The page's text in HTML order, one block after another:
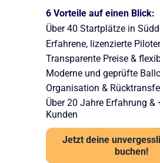
6 Vorteile auf einen Blick:
Über 40 Startplätze in
Erfahrene, lizenzierte
Transparente Preise &
Moderne und geprüfte
Organisation &
Über 20 Jahre Erfahrung &
Kunden
Jetzt deine
buchen!